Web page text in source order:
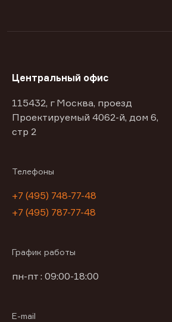
Центральный офис
115432, г Москва, проезд
Проектируемый 4062-й, дом 6,
стр 2
Телефоны
+7 (495) 748-77-48
+7 (495) 787-77-48
График работы
пн-пт : 09:00-18:00
E-mail